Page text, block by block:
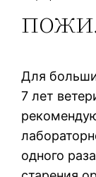
Для
7 лет
одного